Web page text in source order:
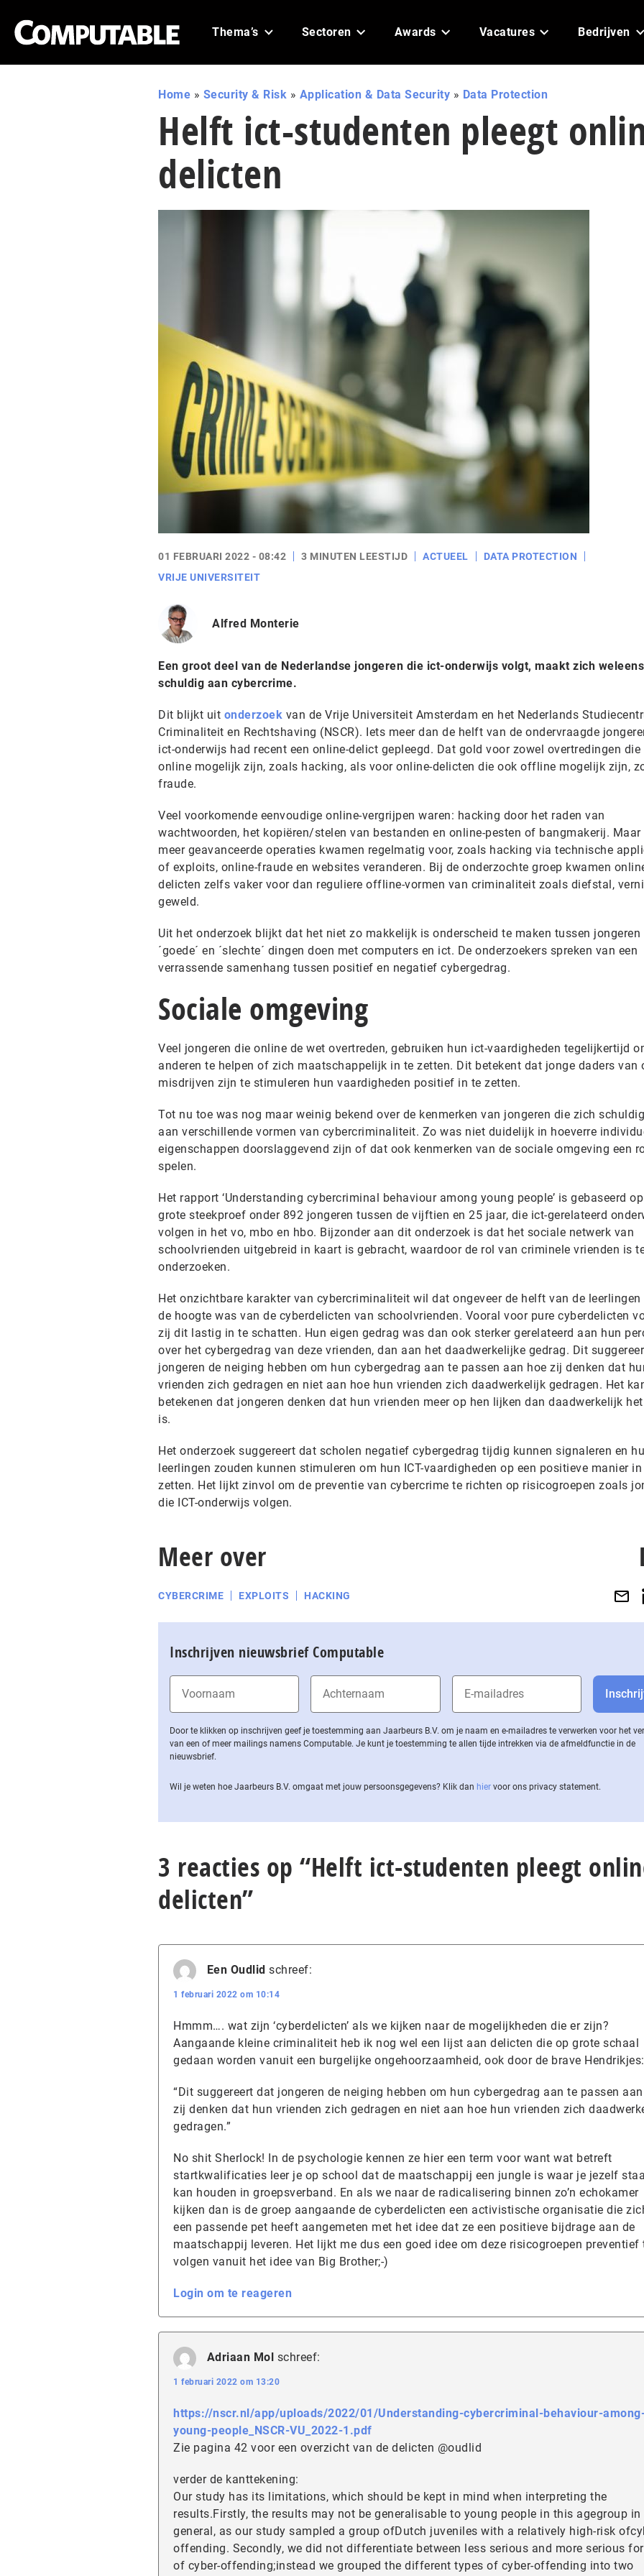
Thema’s Sectoren Awards Vacatures Bedrijven
Home » Security & Risk » Application & Data Security » Data Protection
Helft ict-studenten pleegt
delicten
01 FEBRUARI 2022 - 08:42 3 MINUTEN LEESTIJD ACTUEEL
DATA PROTECTION
VRIJE UNIVERSITEIT
Alfred Monterie
Een groot deel van de Nederlandse jongeren die ict-onderwijs volgt, maakt zich weleens
schuldig aan cybercrime.
Dit blijkt uit onderzoek van de Vrije Universiteit Amsterdam en het Nederlands
Criminaliteit en Rechtshaving (NSCR). Iets meer dan de helft van de ondervraagde
ict-onderwijs had recent een online-delict gepleegd. Dat gold voor zowel overtredingen die
online mogelijk zijn, zoals hacking, als voor online-delicten die ook offline mogelijk zijn,
fraude.
Veel voorkomende eenvoudige online-vergrijpen waren: hacking door het raden van
wachtwoorden, het kopiëren/stelen van bestanden en online-pesten of bangmakerij. Maar
meer geavanceerde operaties kwamen regelmatig voor, zoals hacking via technische
of exploits, online-fraude en websites veranderen. Bij de onderzochte groep kwamen
delicten zelfs vaker voor dan reguliere offline-vormen van criminaliteit zoals diefstal,
geweld.
Uit het onderzoek blijkt dat het niet zo makkelijk is onderscheid te maken tussen jongeren
´goede´ en ´slechte´ dingen doen met computers en ict. De onderzoekers spreken van een
verrassende samenhang tussen positief en negatief cybergedrag.
Sociale omgeving
Veel jongeren die online de wet overtreden, gebruiken hun ict-vaardigheden tegelijkertijd
anderen te helpen of zich maatschappelijk in te zetten. Dit betekent dat jonge daders van
misdrijven zijn te stimuleren hun vaardigheden positief in te zetten.
Tot nu toe was nog maar weinig bekend over de kenmerken van jongeren die zich
aan verschillende vormen van cybercriminaliteit. Zo was niet duidelijk in hoeverre
eigenschappen doorslaggevend zijn of dat ook kenmerken van de sociale omgeving een
spelen.
Het rapport ‘Understanding cybercriminal behaviour among young people’ is gebaseerd
grote steekproef onder 892 jongeren tussen de vijftien en 25 jaar, die ict-gerelateerd
volgen in het vo, mbo en hbo. Bijzonder aan dit onderzoek is dat het sociale netwerk van
schoolvrienden uitgebreid in kaart is gebracht, waardoor de rol van criminele vrienden is
onderzoeken.
Het onzichtbare karakter van cybercriminaliteit wil dat ongeveer de helft van de leerlingen
de hoogte was van de cyberdelicten van schoolvrienden. Vooral voor pure cyberdelicten
zij dit lastig in te schatten. Hun eigen gedrag was dan ook sterker gerelateerd aan hun
over het cybergedrag van deze vrienden, dan aan het daadwerkelijke gedrag. Dit
jongeren de neiging hebben om hun cybergedrag aan te passen aan hoe zij denken dat
vrienden zich gedragen en niet aan hoe hun vrienden zich daadwerkelijk gedragen. Het
betekenen dat jongeren denken dat hun vrienden meer op hen lijken dan daadwerkelijk
is.
Het onderzoek suggereert dat scholen negatief cybergedrag tijdig kunnen signaleren en
leerlingen zouden kunnen stimuleren om hun ICT-vaardigheden op een positieve manier in
zetten. Het lijkt zinvol om de preventie van cybercrime te richten op risicogroepen zoals
die ICT-onderwijs volgen.
Meer over
CYBERCRIME EXPLOITS HACKING
Inschrijven nieuwsbrief Computable
Door te klikken op inschrijven geef je toestemming aan Jaarbeurs B.V. om je naam en e-mailadres te verwerken voor het
van een of meer mailings namens Computable. Je kunt je toestemming te allen tijde intrekken via de af­meld­func­tie in de
nieuwsbrief.
Wil je weten hoe Jaarbeurs B.V. omgaat met jouw per­soons­ge­ge­vens? Klik dan hier voor ons privacy statement.
3 reacties op “Helft ict-studenten pleegt
delicten”
Een Oudlid schreef:
1 februari 2022 om 10:14
Hmmm…. wat zijn ‘cyberdelicten’ als we kijken naar de mogelijkheden die er zijn?
Aangaande kleine criminaliteit heb ik nog wel een lijst aan delicten die op grote schaal
gedaan worden vanuit een burgelijke ongehoorzaamheid, ook door de brave Hendrikjes:
“Dit suggereert dat jongeren de neiging hebben om hun cybergedrag aan te passen
zij denken dat hun vrienden zich gedragen en niet aan hoe hun vrienden zich
gedragen.”
No shit Sherlock! In de psychologie kennen ze hier een term voor want wat betreft
startkwalificaties leer je op school dat de maatschappij een jungle is waar je jezelf
kan houden in groepsverband. En als we naar de radicalisering binnen zo’n echokamer
kijken dan is de groep aangaande de cyberdelicten een activistische organisatie die
een passende pet heeft aangemeten met het idee dat ze een positieve bijdrage aan de
maatschappij leveren. Het lijkt me dus een goed idee om deze risicogroepen preventief
volgen vanuit het idee van Big Brother;-)
Login om te reageren
Adriaan Mol schreef:
1 februari 2022 om 13:20
https://nscr.nl/app/uploads/2022/01/Understanding-cybercriminal-behaviour-
young-people_NSCR-VU_2022-1.pdf
Zie pagina 42 voor een overzicht van de delicten @oudlid
verder de kanttekening:
Our study has its limitations, which should be kept in mind when interpreting the
results.Firstly, the results may not be generalisable to young people in this agegroup in
general, as our study sampled a group ofDutch juveniles with a relatively high-risk
offending. Secondly, we did not differentiate between less serious and more serious
of cyber-offending;instead we grouped the different types of cyber-offending into two